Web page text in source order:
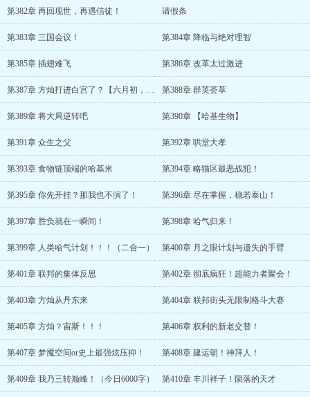
第382章 再回现世，再遇信徒！ 请假条
第383章 三国会议！ 第384章 降临与绝对理智
第385章 插翅难飞 第386章 改革太过激进
第387章 方灿打进白宫了？【六月初，求月票】 第388章 群英荟萃
第389章 将大局逆转吧 第390章 【哈基生物】
第391章 众生之父 第392章 哄堂大孝
第393章 食物链顶端的哈基米 第394章 略猫区最恶战犯！
第395章 你先开挂？那我也不演了！ 第396章 尽在掌握，稳若泰山！
第397章 胜负就在一瞬间！ 第398章 哈气归来！
第399章 人类哈气计划！！！（二合一） 第400章 月之眼计划与遗失的手臂
第401章 联邦的集体反思 第402章 彻底疯狂！超能力者聚会！
第403章 方灿从丹东来 第404章 联邦街头无限制格斗大赛
第405章 方灿？宙斯！！！ 第406章 权利的新老交替！
第407章 梦魇空间or史上最强炫压抑！ 第408章 建运朝！神拜人！
第409章 我乃三转巅峰！（今日6000字） 第410章 丰川祥子！陨落的天才